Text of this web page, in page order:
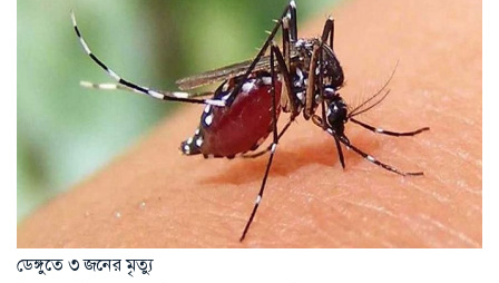
ডেঙ্গুতে ৩ জনের মৃত্যু